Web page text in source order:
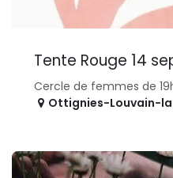
Tente Rouge 14
Cercle de femmes de
Ottignies-Louvain-